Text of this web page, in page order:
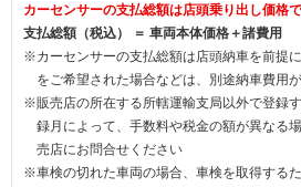
カーセンサーの支払総額は店頭乗り出し価格
支払総額（税込） ＝ 車両本体価格＋諸費用
※カーセンサーの支払総額は店頭納車を前提
をご希望された場合などは、別途納車費用
※販売店の所在する所轄運輸支局以外で登録
録月によって、手数料や税金の額が異なる
売店にお問合せください
※車検の切れた車両の場合、車検を取得する